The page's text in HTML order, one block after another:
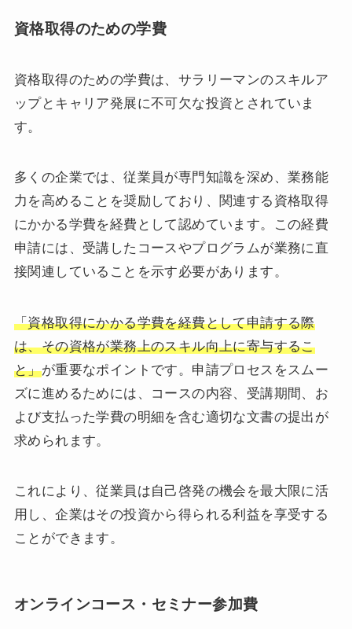
資格取得のための学費
資格取得のための学費は、サラリーマンのスキルア
ップとキャリア発展に不可欠な投資とされていま
す。
多くの企業では、従業員が専門知識を深め、業務能
力を高めることを奨励しており、関連する資格取得
にかかる学費を経費として認めています。この経費
申請には、受講したコースやプログラムが業務に直
接関連していることを示す必要があります。
「資格取得にかかる学費を経費として申請する際
は、その資格が業務上のスキル向上に寄与するこ
と」が重要なポイントです。申請プロセスをスムー
ズに進めるためには、コースの内容、受講期間、お
よび支払った学費の明細を含む適切な文書の提出が
求められます。
これにより、従業員は自己啓発の機会を最大限に活
用し、企業はその投資から得られる利益を享受する
ことができます。
オンラインコース・セミナー参加費